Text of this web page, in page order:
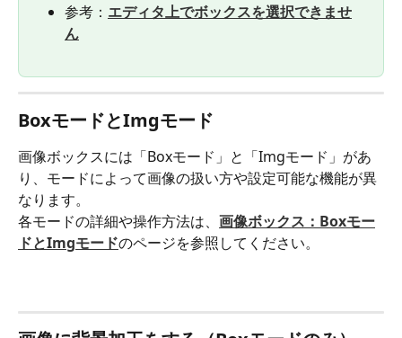
参考： エディタ上でボックスを選択できませ
ん
BoxモードとImgモード
画像ボックスには「Boxモード」と「Imgモード」があ
り、モードによって画像の扱い方や設定可能な機能が異
なります。
各モードの詳細や操作方法は、 画像ボックス：Boxモー
ドとImgモードのページを参照してください。